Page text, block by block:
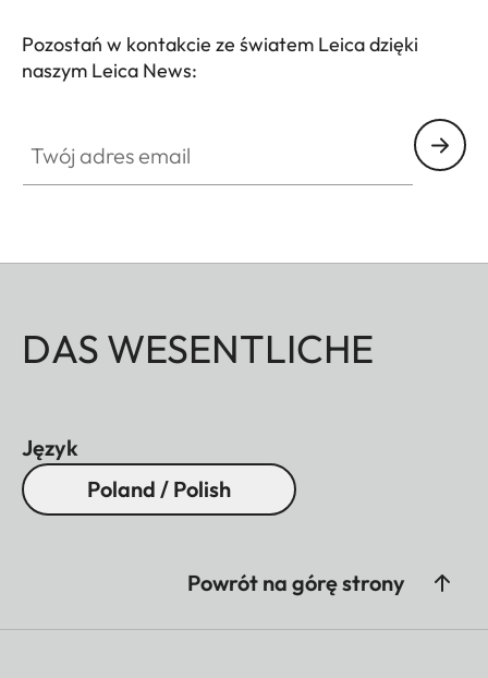
Pozostań w kontakcie ze światem Leica dzięki
naszym Leica News:
DAS WESENTLICHE
Język
Poland / Polish
Powrót na górę strony